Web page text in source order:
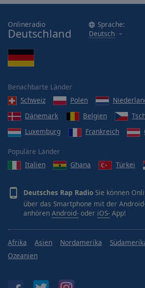
Onlineradio
Deutschland
Sprache:
Deutsch
Benachbarte Länder
Schweiz
Polen
Dänemark
Belgien
Luxemburg
Frankreich
Populäre Länder
Italien
Ghana Türkei
Deutsches Rap Radio Sie können
über das Smartphone mit der
anhören Android- oder iOS- App!
Afrika Asien Nordamerika
Ozeanien